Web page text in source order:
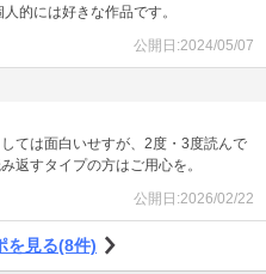
的には好きな作品です。
公開日:2024/05/07
ては面白いせすが、2度・3度読んで
返すタイプの方はご用心を。
公開日:2026/02/22
を見る(8件)